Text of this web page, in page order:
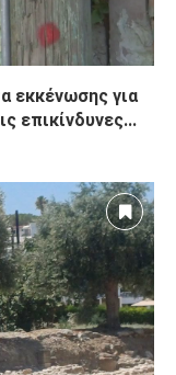
για
επικίνδυνες...